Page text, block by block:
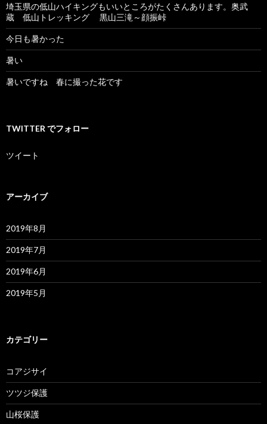
埼玉県の低山ハイキングもいいところがたくさんあります。奥武
蔵 低山トレッキング 黒山三滝～顔振峠
今日も暑かった
暑い
暑いですね 春に撮った花です
TWITTER でフォロー
ツイート
アーカイブ
2019年8月
2019年7月
2019年6月
2019年5月
カテゴリー
コアジサイ
ツツジ保護
山桜保護